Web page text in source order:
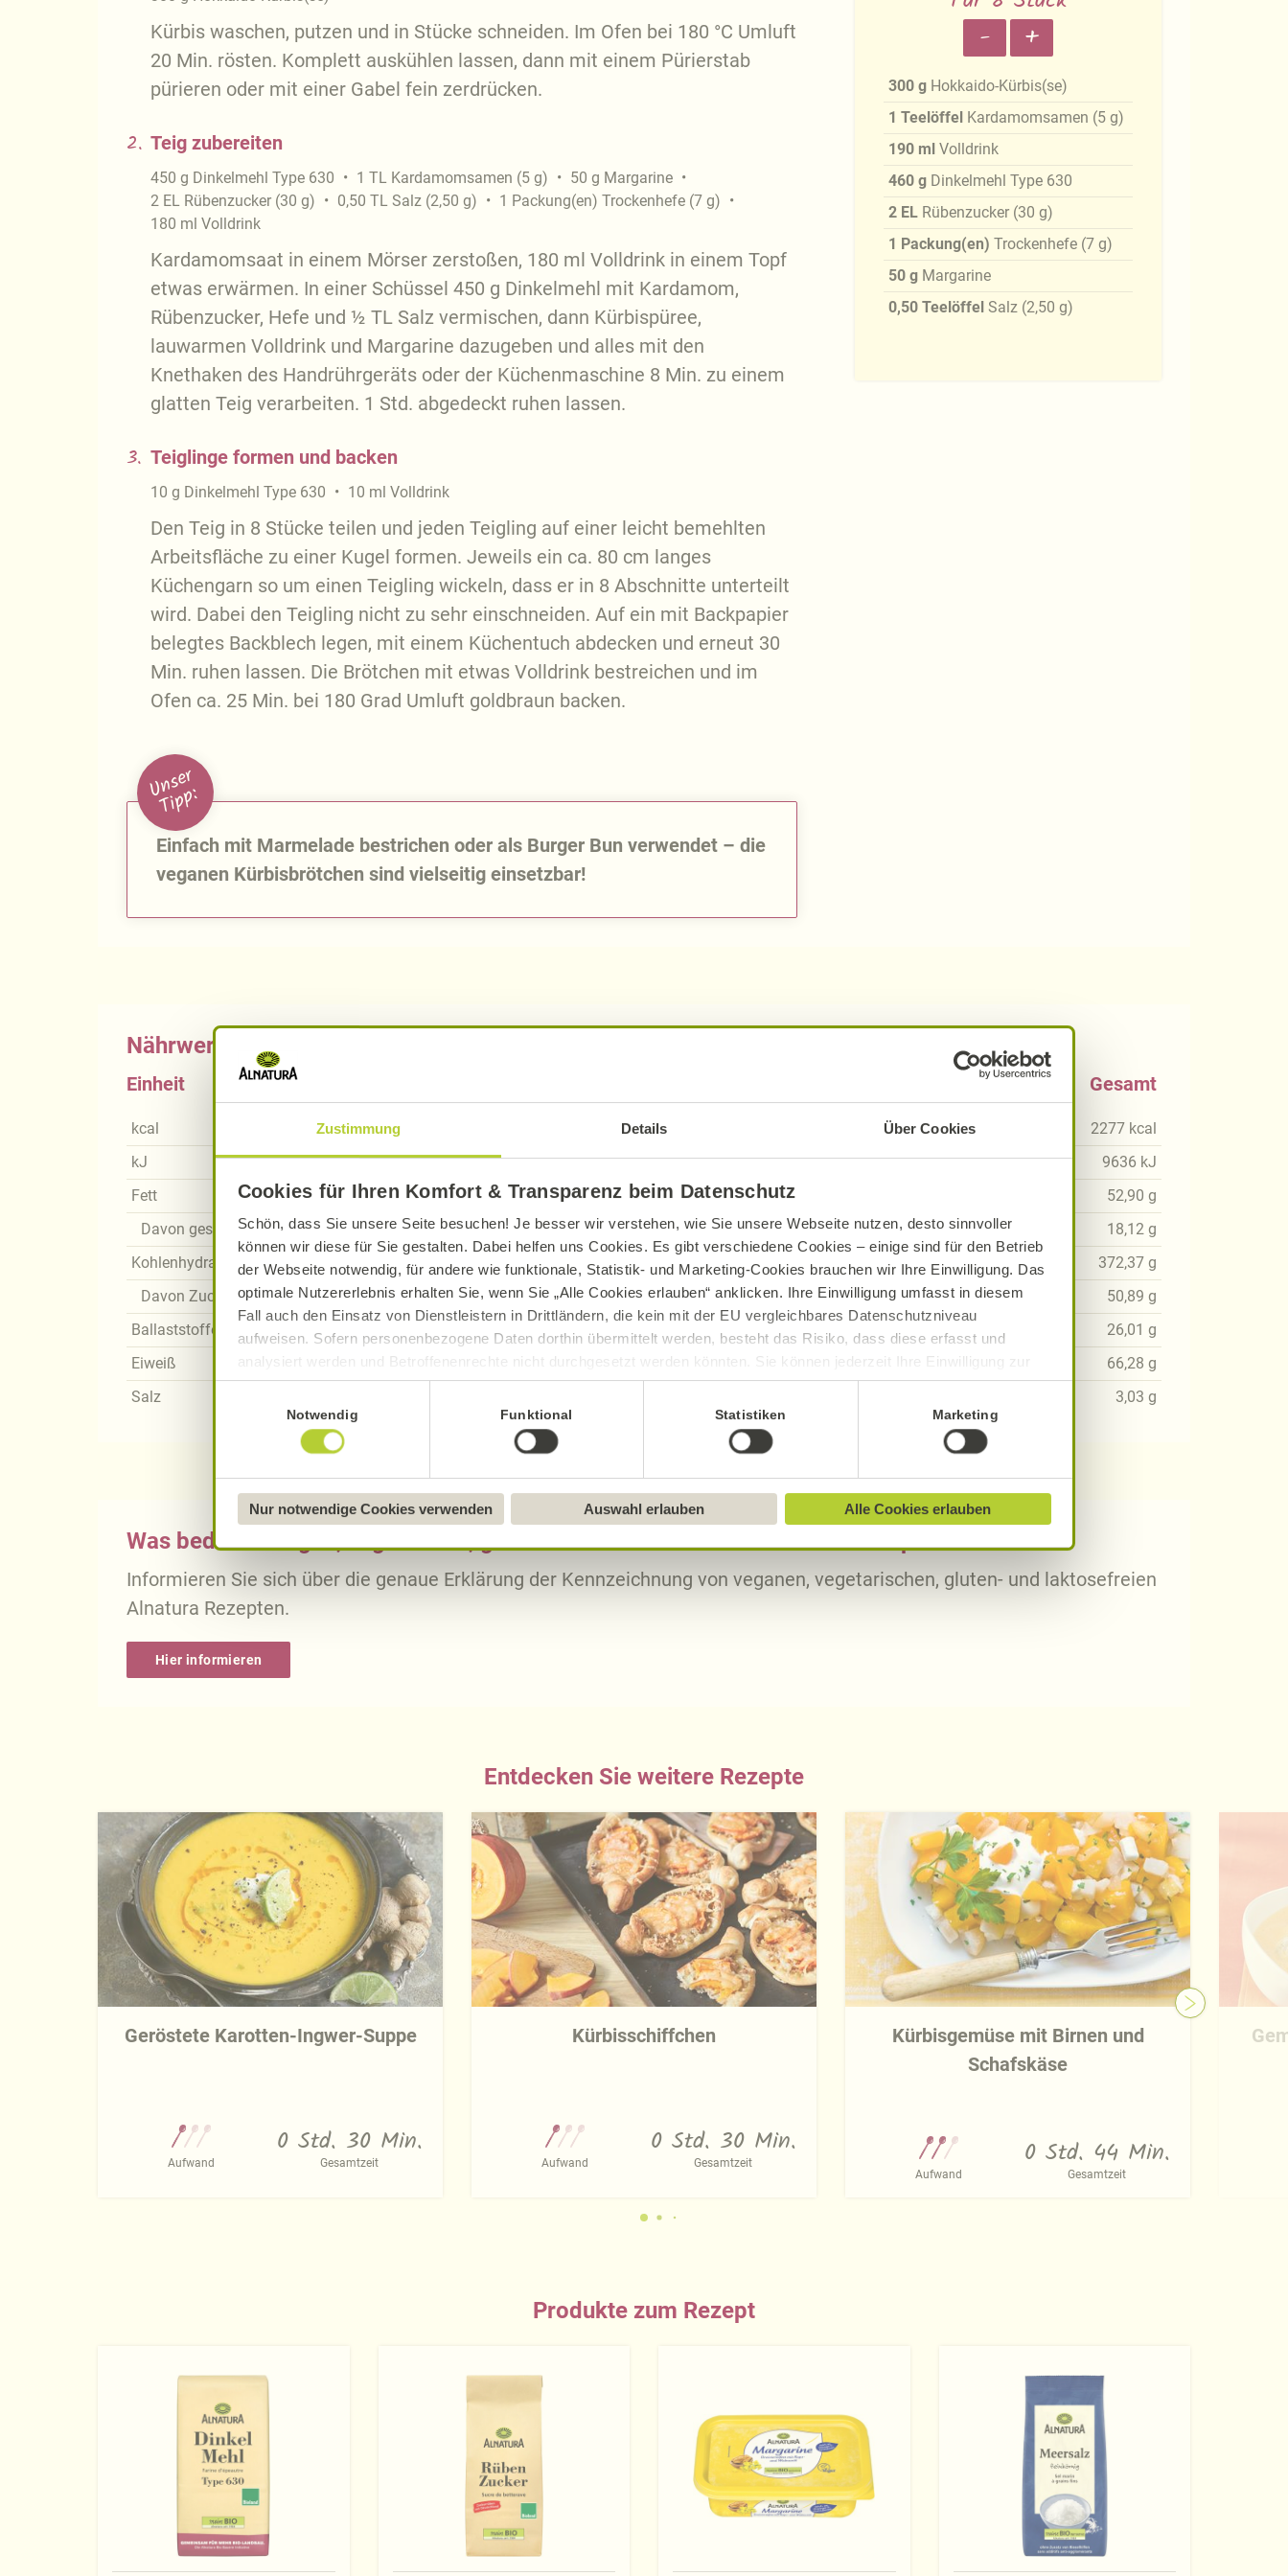
Zustimmung Details Über Cookies
Cookies für Ihren Komfort & Transparenz beim Datenschutz
Schön, dass Sie unsere Seite besuchen! Je besser wir verstehen, wie Sie unsere Webseite nutzen, desto sinnvoller
können wir diese für Sie gestalten. Dabei helfen uns Cookies. Es gibt verschiedene Cookies – einige sind für den Betrieb
der Webseite notwendig, für andere wie funktionale, Statistik- und Marketing-Cookies brauchen wir Ihre Einwilligung. Das
optimale Nutzererlebnis erhalten Sie, wenn Sie „Alle Cookies erlauben“ anklicken. Ihre Einwilligung umfasst in diesem
Fall auch den Einsatz von Dienstleistern in Drittländern, die kein mit der EU vergleichbares Datenschutzniveau
aufweisen. Sofern personenbezogene Daten dorthin übermittelt werden, besteht das Risiko, dass diese erfasst und
analysiert werden und Betroffenenrechte nicht durchgesetzt werden könnten. Sie können jederzeit Ihre Einwilligung zur
Datenverarbeitung und -übermittlung widerrufen und Tools deaktivieren. Ausführliche Informationen finden Sie in unserer
Datenschutzerklärung
Näheres über uns erfahren Sie in unseremImpressum
Notwendig Funktional Statistiken Marketing
Nur notwendige Cookies verwenden Auswahl erlauben Alle Cookies erlauben
Kürbis waschen, putzen und in Stücke schneiden. Im Ofen bei 180 °C Umluft
20 Min. rösten. Komplett auskühlen lassen, dann mit einem Pürierstab
pürieren oder mit einer Gabel fein zerdrücken.
2. Teig zubereiten
450 g Dinkelmehl Type 630 1 TL Kardamomsamen (5 g) 50 g Margarine
2 EL Rübenzucker (30 g) 0,50 TL Salz (2,50 g) 1 Packung(en) Trockenhefe (7 g)
180 ml Volldrink
Kardamomsaat in einem Mörser zerstoßen, 180 ml Volldrink in einem Topf
etwas erwärmen. In einer Schüssel 450 g Dinkelmehl mit Kardamom,
Rübenzucker, Hefe und ½ TL Salz vermischen, dann Kürbispüree,
lauwarmen Volldrink und Margarine dazugeben und alles mit den
Knethaken des Handrührgeräts oder der Küchenmaschine 8 Min. zu einem
glatten Teig verarbeiten. 1 Std. abgedeckt ruhen lassen.
3. Teiglinge formen und backen
10 g Dinkelmehl Type 630 10 ml Volldrink
Den Teig in 8 Stücke teilen und jeden Teigling auf einer leicht bemehlten
Arbeitsfläche zu einer Kugel formen. Jeweils ein ca. 80 cm langes
Küchengarn so um einen Teigling wickeln, dass er in 8 Abschnitte unterteilt
wird. Dabei den Teigling nicht zu sehr einschneiden. Auf ein mit Backpapier
belegtes Backblech legen, mit einem Küchentuch abdecken und erneut 30
Min. ruhen lassen. Die Brötchen mit etwas Volldrink bestreichen und im
Ofen ca. 25 Min. bei 180 Grad Umluft goldbraun backen.
U
n
s
e
r
T
i
p
p
:
Einfach mit Marmelade bestrichen oder als Burger Bun verwendet – die
veganen Kürbisbrötchen sind vielseitig einsetzbar!
- +
300 g Hokkaido-Kürbis(se)
1 Teelöffel Kardamomsamen (5 g)
190 ml Volldrink
460 g Dinkelmehl Type 630
2 EL Rübenzucker (30 g)
1 Packung(en) Trockenhefe (7 g)
50 g Margarine
0,50 Teelöffel Salz (2,50 g)
Nährwerte
Einheit
kcal
kJ
Fett
Davon gesättigte Fettsäuren
Kohlenhydrate
Davon Zucker
Ballaststoffe
Eiweiß
Salz
1204kJ
6,61g
2,27g
46,55g
6,36g
3,25g
8,28
923kJ
1,73g
35,65 g
4,87g
2,49
6,35
Gesamt
2277 kcal
9636 kJ
52,90 g
18,12 g
372,37 g
50,89 g
26,01 g
66,28 g
3,03 g
Was bedeutet vegan, vegetarisch, gluten- und laktosefrei bei Alnatura Rezepten?
Informieren Sie sich über die genaue Erklärung der Kennzeichnung von veganen, vegetarischen, gluten- und laktosefreien
Alnatura Rezepten.
Hier informieren
Entdecken Sie weitere Rezepte
Geröstete Karotten-Ingwer-Suppe
Aufwand
0 Std. 30 Min.
Gesamtzeit
Kürbisschiffchen
Aufwand
0 Std. 30 Min.
Gesamtzeit
Kürbisgemüse mit Birnen und
Schafskäse
Aufwand
0 Std. 44 Min.
Gesamtzeit
Produkte zum Rezept